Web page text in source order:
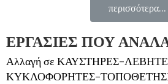
περισσότερα...
ΕΡΓΑΣΙΕΣ ΠΟΥ
Αλλαγή σε ΚΑΥΣΤΗΡΕΣ-
ΚΥΚΛΟΦΟΡΗΤΕΣ-